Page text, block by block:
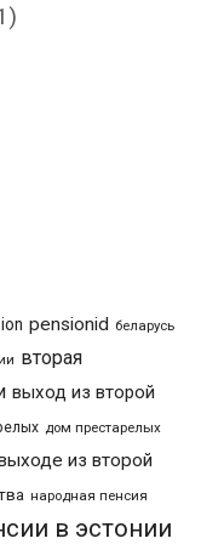
pensionid беларусь
вторая
выход из второй
дом престарелых
из второй
народная пенсия
в эстонии